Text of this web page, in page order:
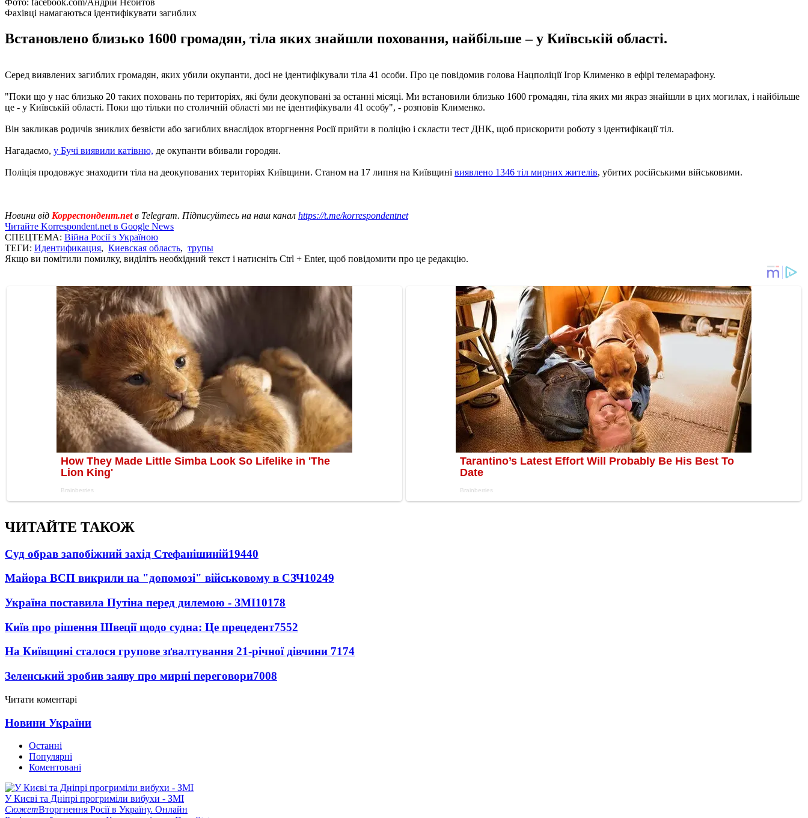
Фахівці намагаються ідентифікувати загиблих
Встановлено близько 1600 громадян, тіла яких знайшли поховання, найбільше – у Київській області.
Серед виявлених загиблих громадян, яких убили окупанти, досі не ідентифікували тіла 41 особи. Про це повідомив голова Нацполіції Ігор Клименко в ефірі телемарафону.
"Поки що у нас близько 20 таких поховань по територіях, які були деокуповані за останні місяці. Ми встановили близько 1600 громадян, тіла яких ми якраз знайшли в цих могилах, і найбільше
це - у Київській області. Поки що тільки по столичній області ми не ідентифікували 41 особу", - розповів Клименко.
Він закликав родичів зниклих безвісти або загиблих внаслідок вторгнення Росії прийти в поліцію і скласти тест ДНК, щоб прискорити роботу з ідентифікації тіл.
Нагадаємо, у Бучі виявили катівню, де окупанти вбивали городян.
Поліція продовжує знаходити тіла на деокупованих територіях Київщини. Станом на 17 липня на Київщині виявлено 1346 тіл мирних жителів, убитих російськими військовими.
Новини від Корреспондент.netв Telegram. Підписуйтесь на наш канал https://t.me/korrespondentnet
Читайте Korrespondent.net в Google News
СПЕЦТЕМА: Війна Росії з Україною
ТЕГИ: Идентификация, Киевская область, трупы
Якщо ви помітили помилку, виділіть необхідний текст і натисніть Ctrl + Enter, щоб повідомити про це редакцію.
ЧИТАЙТЕ ТАКОЖ
Суд обрав запобіжний захід Стефанішиній19440
Майора ВСП викрили на "допомозі" військовому в СЗЧ10249
Україна поставила Путіна перед дилемою - ЗМІ10178
Київ про рішення Швеції щодо судна: Це прецедент7552
На Київщині сталося групове зґвалтування 21-річної дівчини 7174
Зеленський зробив заяву про мирні переговори7008
Читати коментарі
Новини України
Останні
Популярні
Коментовані
У Києві та Дніпрі прогриміли вибухи - ЗМІ
СюжетВторгнення Росії в Україну. Онлайн